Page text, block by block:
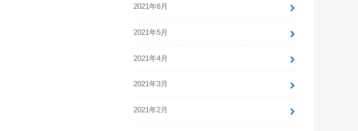
2021年6月
2021年5月
2021年4月
2021年3月
2021年2月